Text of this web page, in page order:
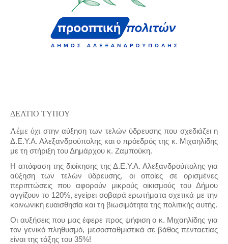
ΔΕΛΤΙΟ ΤΥΠΟΥ
Λέμε όχι στην αύξηση των τελών ύδρευσης που σχεδιάζει η
Δ.Ε.Υ.Α. Αλεξανδρούπολης και ο πρόεδρός της κ. Μιχαηλίδης
με τη στήριξη του Δημάρχου κ. Ζαμπούκη.
Η απόφαση της διοίκησης της Δ.Ε.Υ.Α. Αλεξανδρούπολης για
αύξηση των τελών ύδρευσης, οι οποίες σε ορισμένες
περιπτώσεις που αφορούν μικρούς οικισμούς του Δήμου
αγγίζουν το 120%, εγείρει σοβαρά ερωτήματα σχετικά με την
κοινωνική ευαισθησία και τη βιωσιμότητα της πολιτικής αυτής.
Οι αυξήσεις που μας έφερε προς ψήφιση ο κ. Μιχαηλίδης για
τον γενικό πληθυσμό, μεσοσταθμιστικά σε βάθος πενταετίας
είναι της τάξης του 35%!